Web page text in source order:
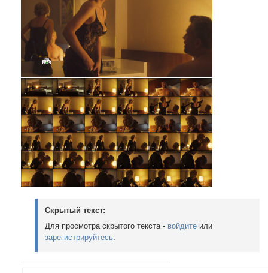
Скрытый текст:
Для просмотра скрытого текста - войдите или
зарегистрируйтесь.